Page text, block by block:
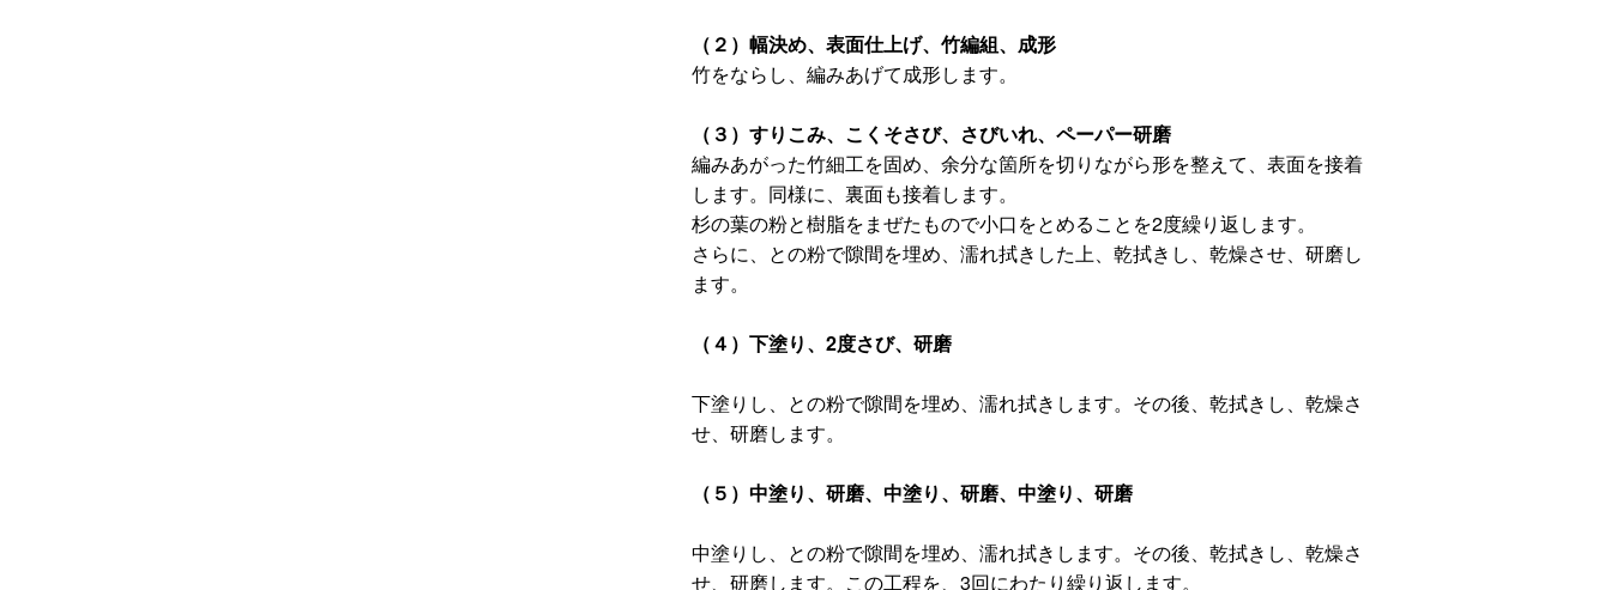
（２）幅決め、表面仕上げ、竹編組、成形
竹をならし、編みあげて成形します。
（３）すりこみ、こくそさび、さびいれ、ペーパー研磨
編みあがった竹細工を固め、余分な箇所を切りながら形を整えて、表面を接着
します。同様に、裏面も接着します。
杉の葉の粉と樹脂をまぜたもので小口をとめることを2度繰り返します。
さらに、との粉で隙間を埋め、濡れ拭きした上、乾拭きし、乾燥させ、研磨し
ます。
（４）下塗り、2度さび、研磨
下塗りし、との粉で隙間を埋め、濡れ拭きします。その後、乾拭きし、乾燥さ
せ、研磨します。
（５）中塗り、研磨、中塗り、研磨、中塗り、研磨
中塗りし、との粉で隙間を埋め、濡れ拭きします。その後、乾拭きし、乾燥さ
せ、研磨します。この工程を、3回にわたり繰り返します。